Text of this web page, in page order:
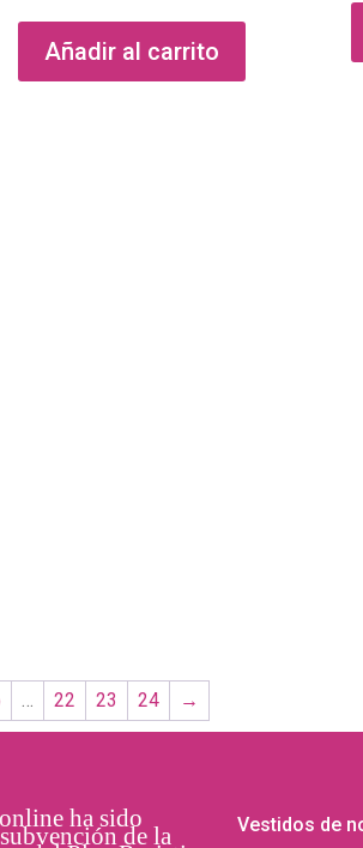
Añadir al carrito
… 22 23 24 →
ha sido
de la
Vestidos de